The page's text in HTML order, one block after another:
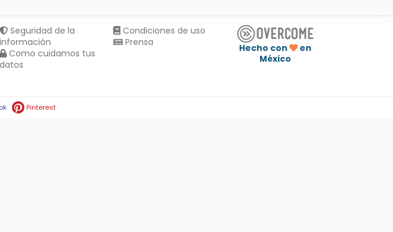
Seguridad de la
información
Como cuidamos tus
datos
Condiciones de uso
Prensa
Hecho con
en
México
Pinterest